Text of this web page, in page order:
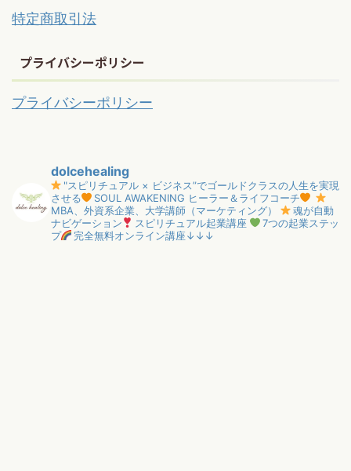
特定商取引法
プライバシーポリシー
プライバシーポリシー
dolcehealing
"スピリチュアル × ビジネス”でゴールドクラスの人生を実現
させる
SOUL AWAKENING ヒーラー＆ライフコーチ
MBA、外資系企業、大学講師（マーケティング）
魂が自動
ナビゲーション
スピリチュアル起業講座
7つの起業ステッ
プ
完全無料オンライン講座↓↓↓